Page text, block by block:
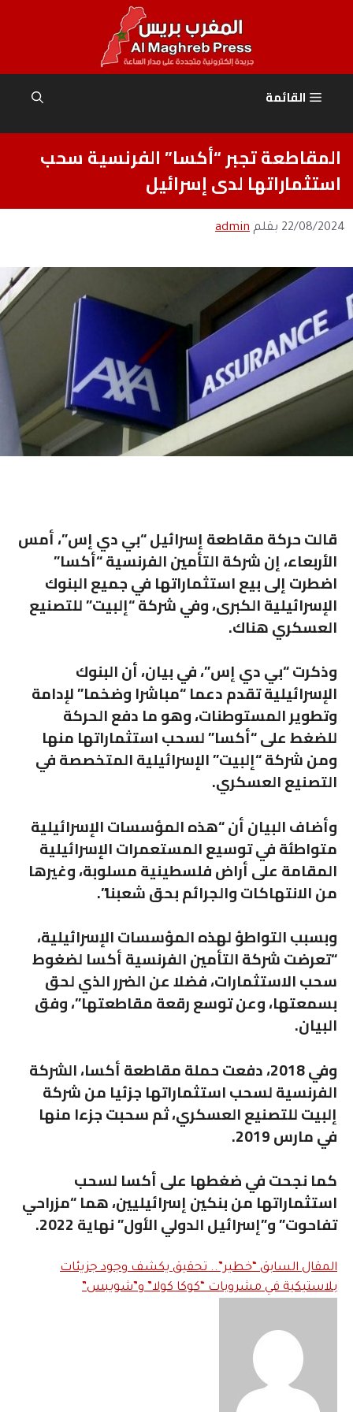
القائمة
المقاطعة تجبر “أكسا” الفرنسية سحب
استثماراتها لدى إسرائيل
22/08/2024 بقلم admin
قالت حركة مقاطعة إسرائيل “بي دي إس”، أمس
الأربعاء، إن شركة التأمين الفرنسية “أكسا”
اضطرت إلى بيع استثماراتها في جميع البنوك
الإسرائيلية الكبرى، وفي شركة “إلبيت” للتصنيع
العسكري هناك.
وذكرت “بي دي إس”، في بيان، أن البنوك
الإسرائيلية تقدم دعما “مباشرا وضخما” لإدامة
وتطوير المستوطنات، وهو ما دفع الحركة
للضغط على “أكسا” لسحب استثماراتها منها
ومن شركة “إلبيت” الإسرائيلية المتخصصة في
التصنيع العسكري.
وأضاف البيان أن “هذه المؤسسات الإسرائيلية
متواطئة في توسيع المستعمرات الإسرائيلية
المقامة على أراض فلسطينية مسلوبة، وغيرها
من الانتهاكات والجرائم بحق شعبنا”.
وبسبب التواطؤ لهذه المؤسسات الإسرائيلية،
“تعرضت شركة التأمين الفرنسية أكسا لضغوط
سحب الاستثمارات، فضلا عن الضرر الذي لحق
بسمعتها، وعن توسع رقعة مقاطعتها”، وفق
البيان.
وفي 2018، دفعت حملة مقاطعة أكسا، الشركة
الفرنسية لسحب استثماراتها جزئيا من شركة
إلبيت للتصنيع العسكري، ثم سحبت جزءا منها
في مارس 2019.
كما نجحت في ضغطها على أكسا لسحب
استثماراتها من بنكين إسرائيليين، هما “مزراحي
تفاحوت” و”إسرائيل الدولي الأول” نهاية 2022.
“خطير”.. تحقيق يكشف وجود جزيئات
بلاستيكية في مشروبات “كوكا كولا” و”شويبس”